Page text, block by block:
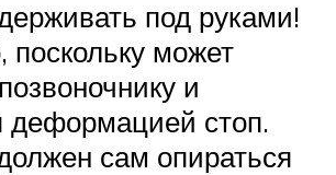
под руками!
поскольку может
и
деформацией стоп.
сам опираться